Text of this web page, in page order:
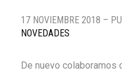
17 NOVIEMBRE 2018 –
NOVEDADES
De nuevo colaboramos